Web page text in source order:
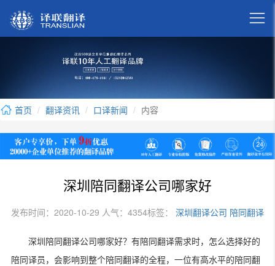

首页 翻译资讯 口译新闻 内容
深圳陪同翻译公司哪家好
发布时间：2020-10-29 人气：4354标签： 深圳翻译公司 陪同翻译
深圳陪同翻译公司哪家好？有陪同翻译需求时，怎么选择好的
陪同译员，会影响到整个陪同翻译的全程，一位有高水平的陪同翻